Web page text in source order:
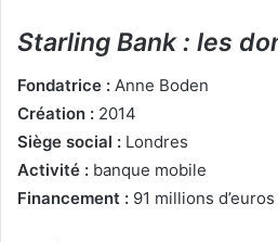
Starling Bank : les
Fondatrice : Anne Boden
Création : 2014
Siège social : Londres
Activité : banque mobile
Financement : 91 millions